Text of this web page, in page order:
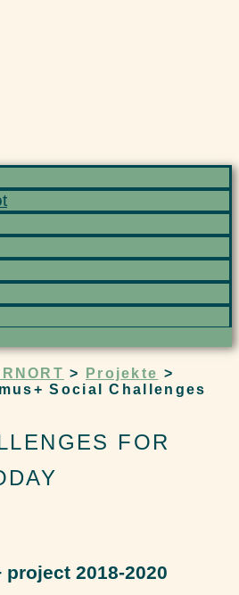
> Projekte >
Social Challenges
FOR
project 2018-2020